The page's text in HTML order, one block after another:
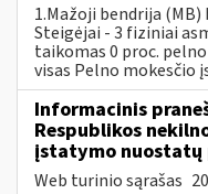
1.Mažoji bendrija
Steigėjai - 3 fiziniai
taikomas 0 proc.
visas Pelno mokesčio
Informacinis
Respublikos
įstatymo
Web turinio sąrašas